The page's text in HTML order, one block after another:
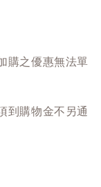
購之優惠無法單
到購物金不另通